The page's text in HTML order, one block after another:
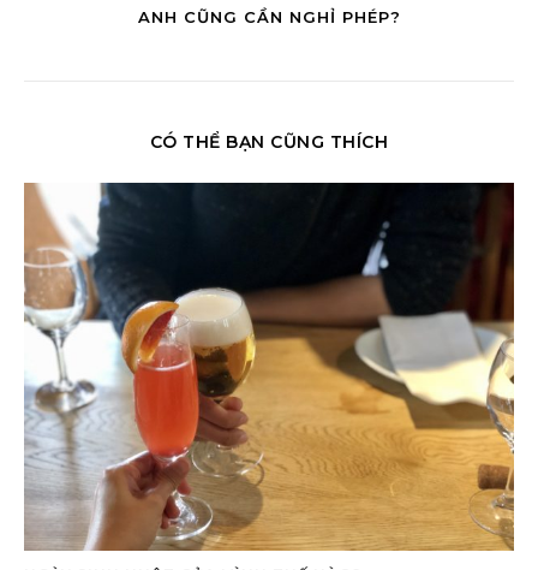
ANH CŨNG CẦN NGHỈ PHÉP?
CÓ THỂ BẠN CŨNG THÍCH